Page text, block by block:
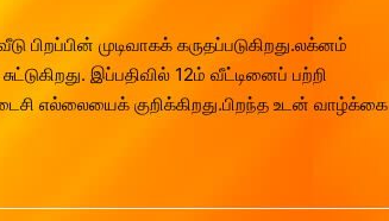
முடிவாகக் கருதப்படுகிறது.லக்னம்
இப்பதிவில் 12ம் வீட்டினைப் பற்றி
எல்லையைக் குறிக்கிறது.பிறந்த உடன் வாழ்க்கை